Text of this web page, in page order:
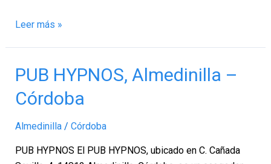
Leer más »
PUB HYPNOS, Almedinilla –
Córdoba
Almedinilla/ Córdoba
PUB HYPNOS El PUB HYPNOS, ubicado en C. Cañada
PUB
Almedinilla
Córdoba